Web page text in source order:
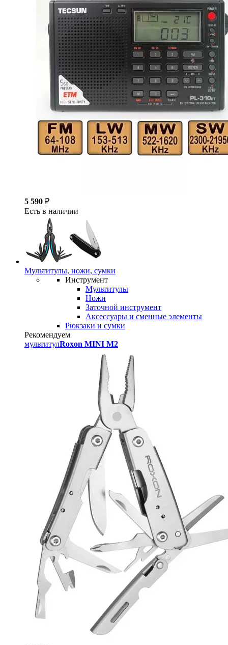
5 590 ₽
Есть в наличии
Мультитулы, ножи, сумки
Инструмент
Мультитулы
Ножи
Заточной инструмент
Аксессуары и сменные элементы
Рюкзаки и сумки
Рекомендуем
мультитулRoxon MINI M2